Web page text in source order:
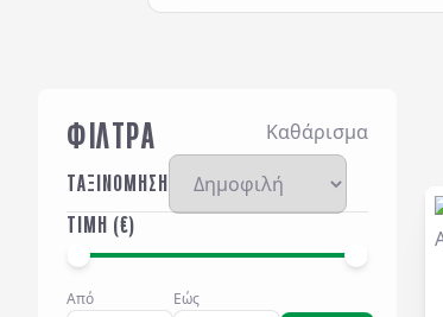
ΦΙΛΤΡΑ Καθάρισμα
ΤΑΞΙΝΟΜΗΣΗ
ΤΙΜΗ (€)
Από Εώς